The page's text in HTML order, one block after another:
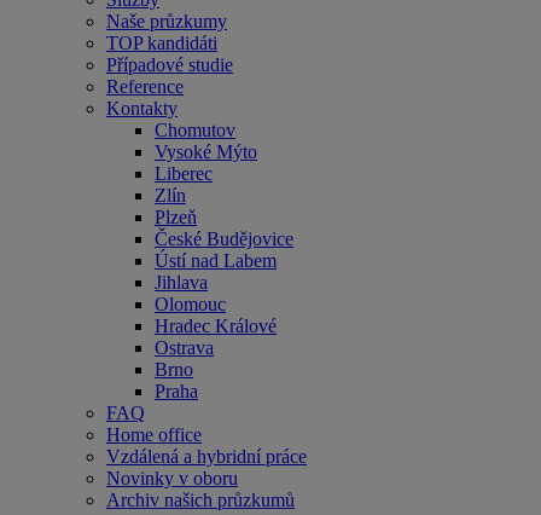
Naše průzkumy
TOP kandidáti
Případové studie
Reference
Kontakty
Chomutov
Vysoké Mýto
Liberec
Zlín
Plzeň
České Budějovice
Ústí nad Labem
Jihlava
Olomouc
Hradec Králové
Ostrava
Brno
Praha
FAQ
Home office
Vzdálená a hybridní práce
Novinky v oboru
Archiv našich průzkumů